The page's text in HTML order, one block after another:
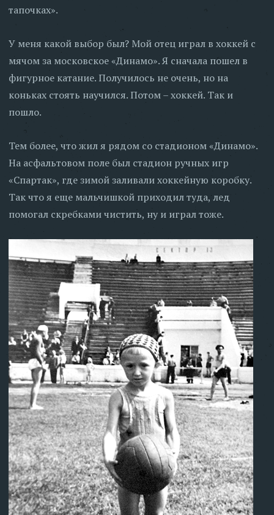
тапочках».
У меня какой выбор был? Мой отец играл в хоккей с
мячом за московское «Динамо». Я сначала пошел в
фигурное катание. Получилось не очень, но на
коньках стоять научился. Потом – хоккей. Так и
пошло.
Тем более, что жил я рядом со стадионом «Динамо».
На асфальтовом поле был стадион ручных игр
«Спартак», где зимой заливали хоккейную коробку.
Так что я еще мальчишкой приходил туда, лед
помогал скребками чистить, ну и играл тоже.